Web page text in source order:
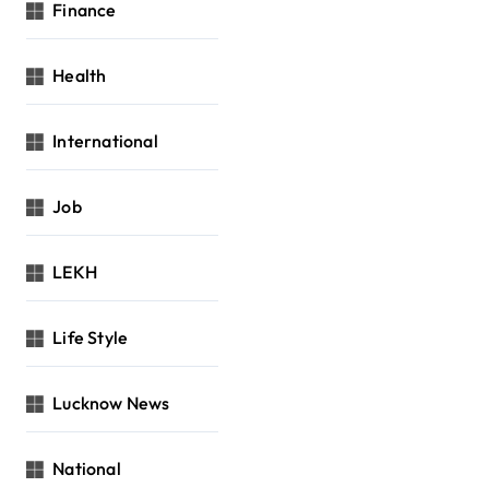
Finance
Health
International
Job
LEKH
Life Style
Lucknow News
National